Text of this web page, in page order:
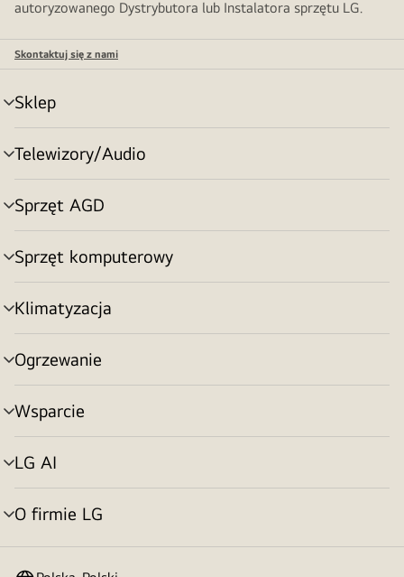
autoryzowanego Dystrybutora lub Instalatora sprzętu LG.
Skontaktuj się z nami
Sklep
Przełącznik
menu
Telewizory/Audio
Przełącznik
menu
Sprzęt AGD
Przełącznik
menu
Sprzęt komputerowy
Przełącznik
menu
Klimatyzacja
Przełącznik
menu
Ogrzewanie
Przełącznik
menu
Wsparcie
Przełącznik
menu
LG AI
Przełącznik
menu
O firmie LG
Przełącznik